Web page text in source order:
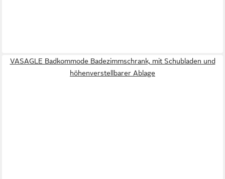
VASAGLE Badkommode Badezimmschrank, mit Schubladen und
höhenverstellbarer Ablage